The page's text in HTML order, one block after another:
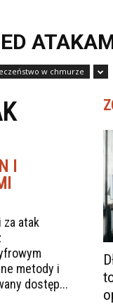
w chmurze
I
za atak
metody i
dostęp...